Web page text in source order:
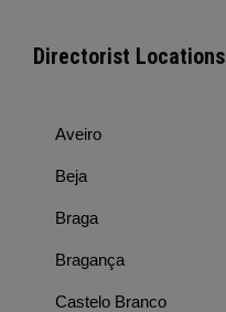
Directorist Locations
Aveiro
Beja
Braga
Bragança
Castelo Branco